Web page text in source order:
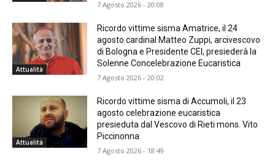
7 Agosto 2026 - 20:08
Attualità
Ricordo vittime sisma Amatrice, il 24
agosto cardinal Matteo Zuppi, arcivescovo
di Bologna e Presidente CEI, presiederà la
Solenne Concelebrazione Eucaristica
7 Agosto 2026 - 20:02
Attualità
Ricordo vittime sisma di Accumoli, il 23
agosto celebrazione eucaristica
presieduta dal Vescovo di Rieti mons. Vito
Piccinonna
7 Agosto 2026 - 18:49